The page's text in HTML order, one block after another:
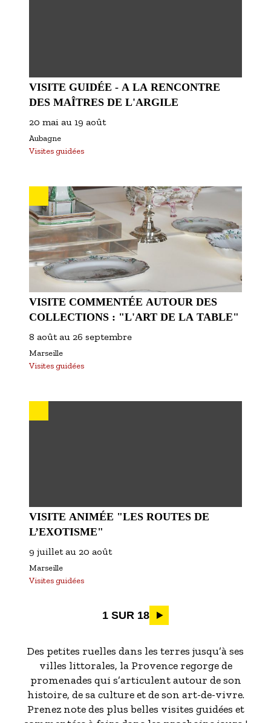
VISITE GUIDÉE - A LA RENCONTRE
DES MAÎTRES DE L'ARGILE
20 mai au 19 août
Aubagne
Visites guidées
VISITE COMMENTÉE AUTOUR DES
COLLECTIONS : "L'ART DE LA TABLE"
8 août au 26 septembre
Marseille
Visites guidées
VISITE ANIMÉE "LES ROUTES DE
L’EXOTISME"
9 juillet au 20 août
Marseille
Visites guidées
Pagination
1 SUR 18
Des petites ruelles dans les terres jusqu’à ses
villes littorales, la Provence regorge de
promenades qui s’articulent autour de son
histoire, de sa culture et de son art-de-vivre.
Prenez note des plus belles visites guidées et